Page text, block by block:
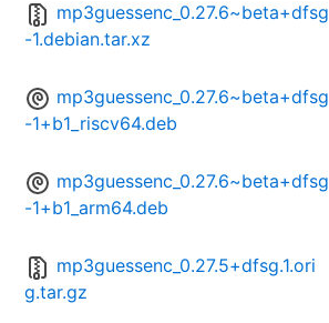
mp3guessenc_0.27.6~beta+dfsg
-1.debian.tar.xz
mp3guessenc_0.27.6~beta+dfsg
-1+b1_riscv64.deb
mp3guessenc_0.27.6~beta+dfsg
-1+b1_arm64.deb
mp3guessenc_0.27.5+dfsg.1.ori
g.tar.gz